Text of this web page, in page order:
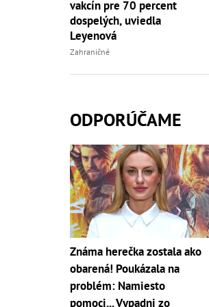
vakcín pre 70 percent
dospelých, uviedla
Leyenová
Zahraničné
ODPORÚČAME
Známa herečka zostala ako
obarená! Poukázala na
problém: Namiesto
pomoci... Vypadni zo